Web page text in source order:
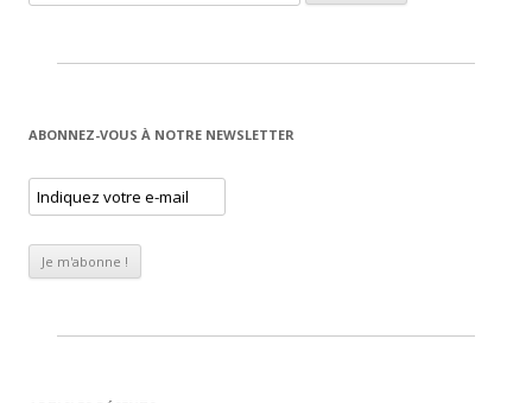
ABONNEZ-VOUS À NOTRE NEWSLETTER